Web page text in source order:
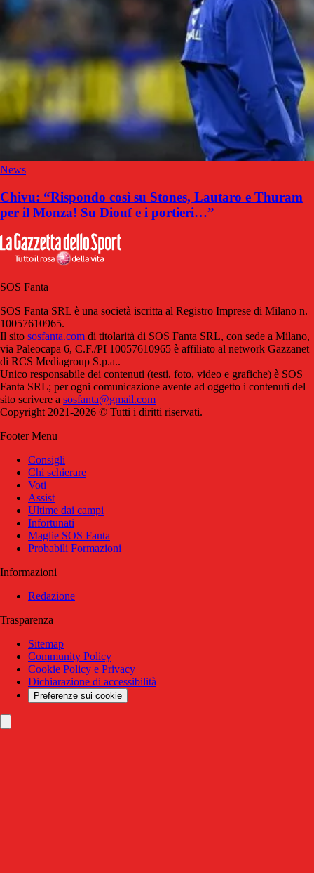
News
Chivu: “Rispondo così su Stones, Lautaro e Thuram
per il Monza! Su Diouf e i portieri…”
SOS Fanta
SOS Fanta SRL è una società iscritta al Registro Imprese di Milano n.
10057610965.
Il sito sosfanta.com di titolarità di SOS Fanta SRL, con sede a Milano,
via Paleocapa 6, C.F./PI 10057610965 è affiliato al network Gazzanet
di RCS Mediagroup S.p.a..
Unico responsabile dei contenuti (testi, foto, video e grafiche) è SOS
Fanta SRL; per ogni comunicazione avente ad oggetto i contenuti del
sito scrivere a sosfanta@gmail.com
Copyright 2021-2026 © Tutti i diritti riservati.
Footer Menu
Consigli
Chi schierare
Voti
Assist
Ultime dai campi
Infortunati
Maglie SOS Fanta
Probabili Formazioni
Informazioni
Redazione
Trasparenza
Sitemap
Community Policy
Cookie Policy e Privacy
Dichiarazione di accessibilità
Preferenze sui cookie